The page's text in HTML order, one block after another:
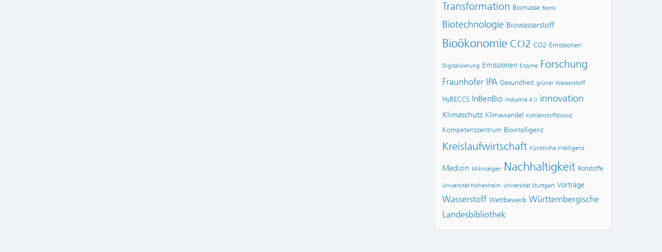
Transformation Biomasse Bionik
Biotechnologie Biowasserstoff
Bioökonomie CO2 CO2-Emissionen
Digitalisierung Emissionen Enzyme Forschung
Fraunhofer IPA Gesundheit grüner Wasserstoff
HyBECCS InBenBio Industrie 4.0 innovation
Klimaschutz Klimawandel Kohlenstoffdioxid
Kompetenzzentrum Biointelligenz
Kreislaufwirtschaft Künstliche Intelligenz
Medizin Mikroalgen Nachhaltigkeit Rohstoffe
Universität Hohenheim Universität Stuttgart Vorträge
Wasserstoff Wettbewerb Württembergische
Landesbibliothek